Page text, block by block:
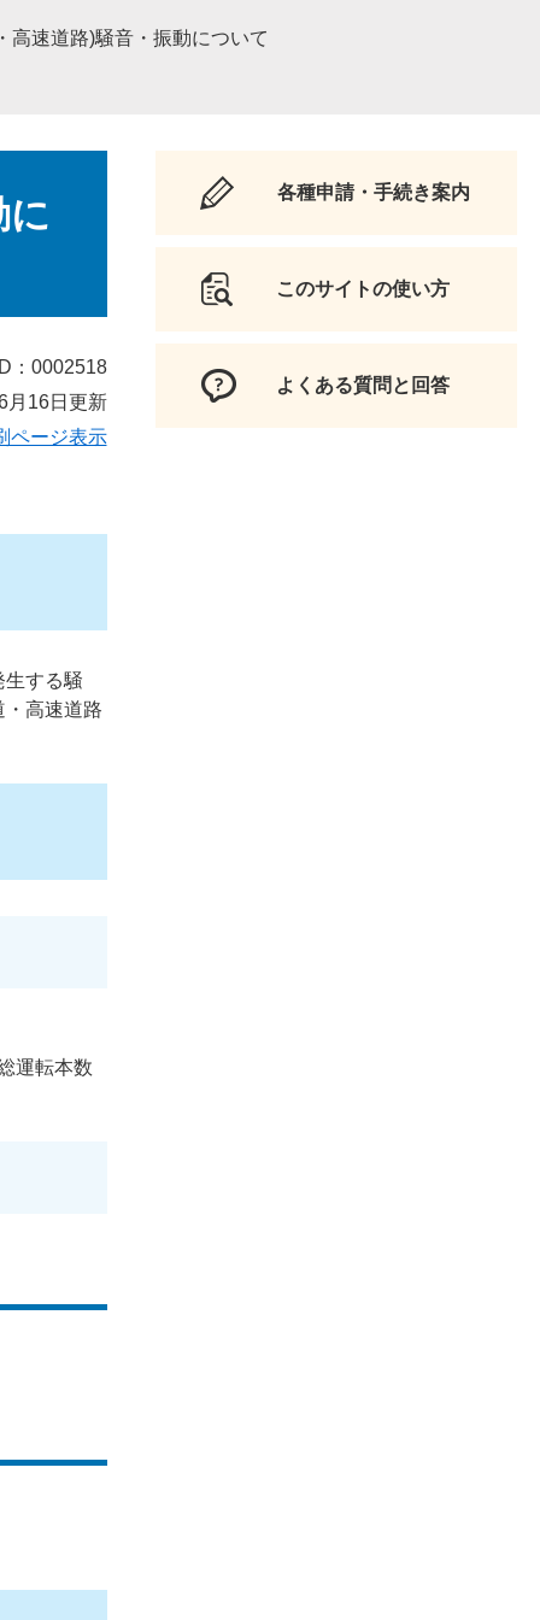
高速道路)騒音・振動について
に
：0002518
月16日更新
ページ表示
生する騒
高速道路
運転本数
各種申請・手続き案内
このサイトの使い方
よくある質問と回答